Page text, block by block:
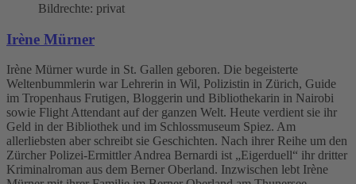
Bildrechte: privat
Irène Mürner
Irène Mürner wurde in St. Gallen geboren. Die begeisterte
Weltenbummlerin war Lehrerin in Wil, Polizistin in Zürich, Guide
im Tropenhaus Frutigen, Bloggerin und Bibliothekarin in Nairobi
sowie Flight Attendant auf der ganzen Welt. Heute verdient sie ihr
Geld in der Bibliothek und im Schlossmuseum Spiez. Am
allerliebsten aber schreibt sie Geschichten. Nach ihrer Reihe um den
Zürcher Polizei-Ermittler Andrea Bernardi ist „Eigerduell“ ihr dritter
Kriminalroman aus dem Berner Oberland. Inzwischen lebt Irène